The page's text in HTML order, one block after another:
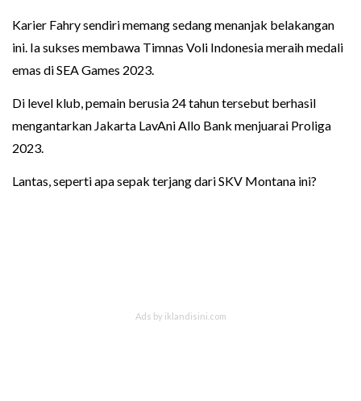
Karier Fahry sendiri memang sedang menanjak belakangan
ini. Ia sukses membawa Timnas Voli Indonesia meraih medali
emas di SEA Games 2023.
Di level klub, pemain berusia 24 tahun tersebut berhasil
mengantarkan Jakarta LavAni Allo Bank menjuarai Proliga
2023.
Lantas, seperti apa sepak terjang dari SKV Montana ini?